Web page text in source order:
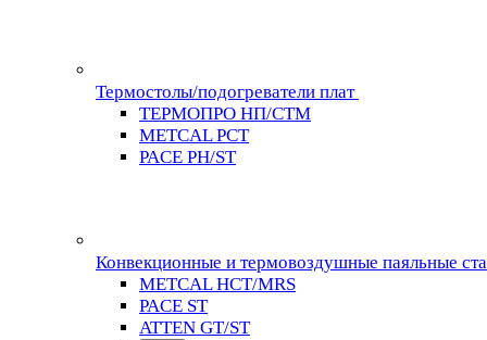
Термостолы/подогреватели плат
ТЕРМОПРО НП/СТМ
METCAL PCT
PACE PH/ST
Конвекционные и термовоздушные паяльные
METCAL HCT/MRS
PACE ST
ATTEN GT/ST